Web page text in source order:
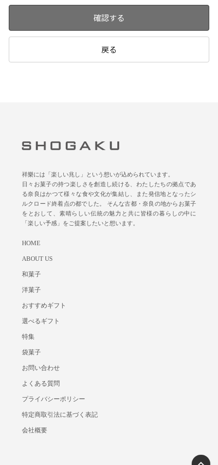
確認する
戻る
祥樂には「楽しい兆し」という想いが込められています。
日々お菓子の持つ楽しさを創造し続ける、わたしたちの拠点であ
る奈良はかつて様々な食や文化が集結し、また発信地となったシ
ルクロード終着点の都でした。 そんな古都・奈良の地からお菓子
をとおして、素晴らしい伝統の魅力と共に皆様の暮らしの中に
「楽しい予感」をご提案したいと想います。
HOME
ABOUT US
和菓子
洋菓子
おすすめギフト
選べるギフト
特集
袋菓子
お問い合わせ
よくある質問
プライバシーポリシー
特定商取引法に基づく表記
会社概要